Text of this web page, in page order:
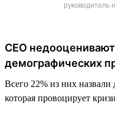
руководитель
CEO
демографических
Всего 22% из них
которая провоцирует